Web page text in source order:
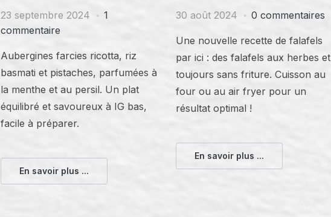
23 septembre 2024
1
commentaire
Aubergines farcies ricotta, riz
basmati et pistaches, parfumées à
la menthe et au persil. Un plat
équilibré et savoureux à IG bas,
facile à préparer.
En savoir plus ...
30 août 2024
0 commentaires
Une nouvelle recette de falafels
par ici : des falafels aux herbes et
toujours sans friture. Cuisson au
four ou au air fryer pour un
résultat optimal !
En savoir plus ...